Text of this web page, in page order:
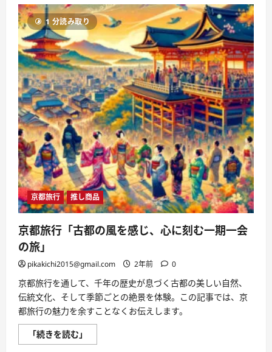
し
む
た
め
の
最
安
値
ガ
イ
ド
に
つ
い
て
さ
ら
に
読
む
ョ
コ
レ
ー
ト
の
魅
力
に
酔
い
し
れ
る
「贅
沢、
グ
ル
メ、
ギ
フ
ト、
味
覚
体
に
つ
さ
に
読
む
1 分読み取り
京都旅行 推し商品
京都旅行「古都の風を感じ、心に刻む一期一会
の旅」
pikakichi2015@gmail.com 2年前 0
京都旅行を通して、千年の歴史が息づく古都の美しい自然、
伝統文化、そして季節ごとの絶景を体験。この記事では、京
都旅行の魅力を余すことなくお伝えします。
「続きを読む」
都